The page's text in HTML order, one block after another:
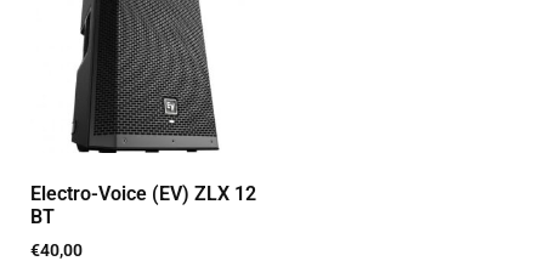
Electro-Voice (EV) ZLX 12
BT
€40,00